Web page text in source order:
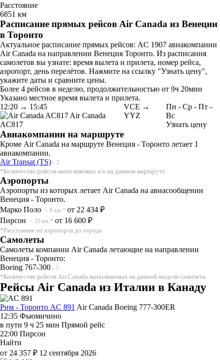
Расстояние
6851 км
Расписание прямых рейсов Air Canada из Венеции
в Торонто
Актуальное расписание прямых рейсов: AC 1907 авиакомпании
Air Canada на направлении Венеция Торонто. Из расписания
самолетов вы узнате: время вылета и прилета, номер рейса,
аэропорт, день перелётов. Нажмите на ссылку "Узнать цену",
укажите даты и сравните цены.
Более 4 рейсов в неделю, продолжительностью от 9ч 20мин
Указано местное время вылета и прилета.
12:20 → 15:45
Air Canada
AC817
VCE →
YYZ
Пн - Ср - Пт -
Вс
Узнать цену
Авиакомпании на маршруте
Кроме Air Canada на маршруте Венеция - Торонто летает 1
авиакомпании.
Air Transat (TS) - 2
*Количество рейсов выполняемых а/к на данном маршруте.
Аэропорты
Аэропорты из которых летает Air Canada на авиасообщении
Венеция - Торонто.
Марко Поло ~ 8 км.* от 22 434 ₽
Пирсон ~ 20 км.* от 16 600 ₽
*Расстояние от аэропорта до города
Самолеты
Самолеты компании Air Canada летающие на направлении
Венеция - Торонто:
Boeing 767-300 - 5
*Количество рейсов Air Canada выполняемых на данной модели самолета.
Рейсы Air Canada из Италии в Канаду
Рим - Торонто AC 891 Air Canada Boeing 777-300ER
12:35 Фьюмичино
в пути 9 ч 25 мин Прямой рейс
22:00 Пирсон
Найти
от 24 357 ₽ 12 сентября 2026